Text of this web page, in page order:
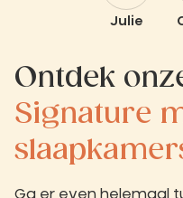
Julie
Ontdek
Signature
Ga er even helemaal